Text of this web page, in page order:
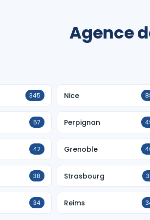
Agence
345 Nice
57 Perpignan
42 Grenoble
38 Strasbourg
34 Reims